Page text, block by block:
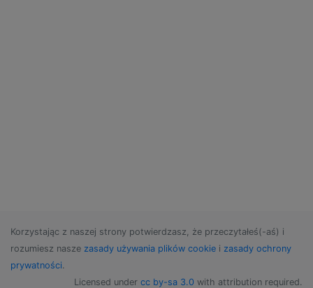
Korzystając z naszej strony potwierdzasz, że przeczytałeś(-aś) i
rozumiesz nasze zasady używania plików cookie i zasady ochrony
prywatności.
Licensed under cc by-sa 3.0 with attribution required.